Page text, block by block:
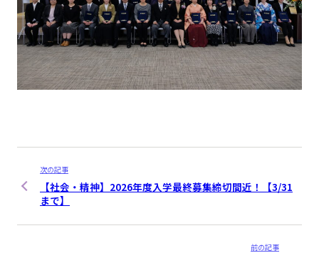
次の記事
【社会・精神】2026年度入学最終募集締切間近！【3/31
まで】
前の記事